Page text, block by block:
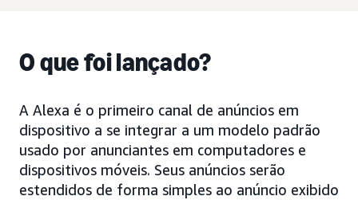
O que foi lançado?
A Alexa é o primeiro canal de anúncios em
dispositivo a se integrar a um modelo padrão
usado por anunciantes em computadores e
dispositivos móveis. Seus anúncios serão
estendidos de forma simples ao anúncio exibido